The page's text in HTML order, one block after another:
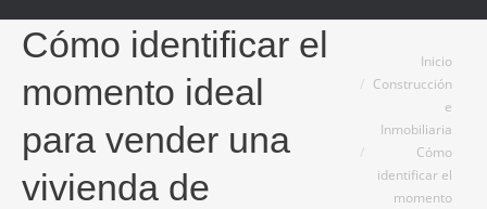
Cómo identificar el
momento ideal
para vender una
vivienda de
Inicio
Construcción
e
Inmobiliaria
Cómo
identificar el
momento